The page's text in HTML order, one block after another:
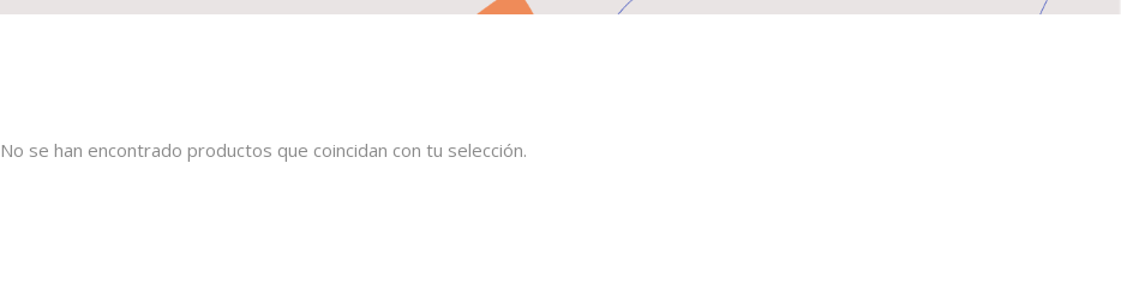
No se han encontrado productos que coincidan con tu selección.